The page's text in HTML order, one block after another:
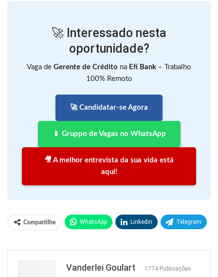
🚀 Interessado nesta
oportunidade?
Vaga de Gerente de Crédito na Efí Bank – Trabalho
100% Remoto
🚀 Candidatar-se Agora
📱 Gruppo de Vagas no WhatsApp
🎥 A melhor entrevista da sua vida está
aqui!
Compartilhe WhatsApp Linkedin Telegram
Vanderlei Goulart 1774 Publicações